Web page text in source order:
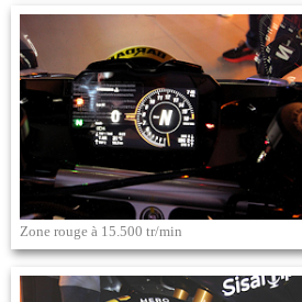
Zone rouge à 15.500 tr/min